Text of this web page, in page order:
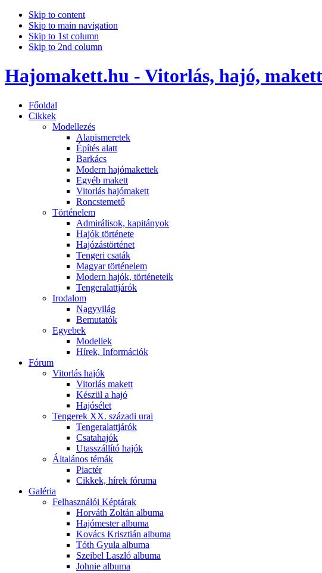
Skip to content
Skip to main navigation
Skip to 1st column
Skip to 2nd column
Hajomakett.hu - Vitorlás, hajó, makett
Főoldal
Cikkek
Modellezés
Alapismeretek
Építés alatt
Barkács
Modern hajómakettek
Egyéb makett
Vitorlás hajómakett
Roncstemető
Történelem
Admirálisok, kapitányok
Hajók története
Hajózástörténet
Tengeri csaták
Magyar történelem
Modern hajók, történeteik
Tengeralattjárók
Irodalom
Nagyvilág
Bemutatók
Egyebek
Modellek
Hírek, Információk
Fórum
Vitorlás hajók
Vitorlás makett
Készül a hajó
Hajósélet
Tengerek XX. századi urai
Tengeralattjárók
Csatahajók
Utasszállító hajók
Általános témák
Piactér
Cikkek, hírek fóruma
Galéria
Felhasználói Képtárak
Horváth Zoltán albuma
Hajómester albuma
Kovács Krisztián albuma
Tóth Gyula albuma
Szeibel Laszló albuma
Johnie albuma